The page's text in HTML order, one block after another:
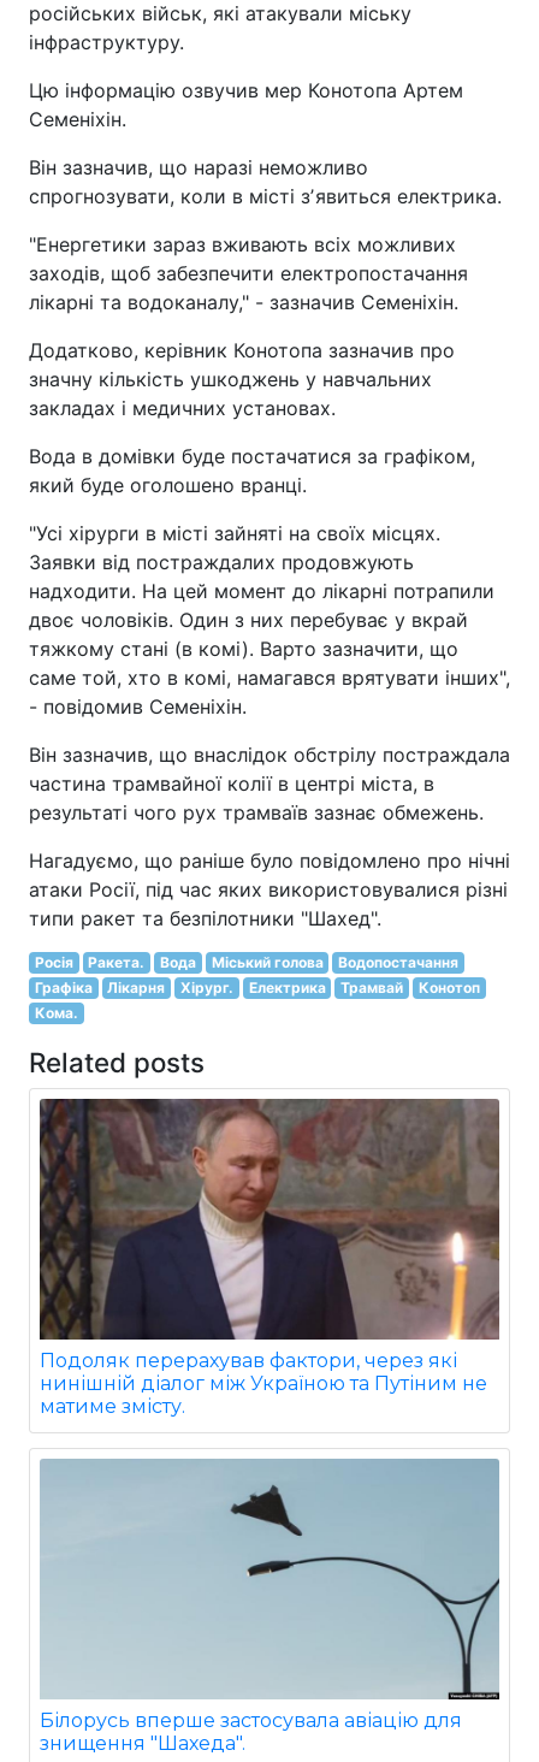
російських військ, які атакували міську
інфраструктуру.
Цю інформацію озвучив мер Конотопа Артем
Семеніхін.
Він зазначив, що наразі неможливо
спрогнозувати, коли в місті зʼявиться електрика.
"Енергетики зараз вживають всіх можливих
заходів, щоб забезпечити електропостачання
лікарні та водоканалу," - зазначив Семеніхін.
Додатково, керівник Конотопа зазначив про
значну кількість ушкоджень у навчальних
закладах і медичних установах.
Вода в домівки буде постачатися за графіком,
який буде оголошено вранці.
"Усі хірурги в місті зайняті на своїх місцях.
Заявки від постраждалих продовжують
надходити. На цей момент до лікарні потрапили
двоє чоловіків. Один з них перебуває у вкрай
тяжкому стані (в комі). Варто зазначити, що
саме той, хто в комі, намагався врятувати інших",
- повідомив Семеніхін.
Він зазначив, що внаслідок обстрілу постраждала
частина трамвайної колії в центрі міста, в
результаті чого рух трамваїв зазнає обмежень.
Нагадуємо, що раніше було повідомлено про нічні
атаки Росії, під час яких використовувалися різні
типи ракет та безпілотники "Шахед".
Росія Ракета. Вода Міський голова
Водопостачання
Графіка
Лікарня Хірург. Електрика Трамвай
Конотоп
Кома.
Related posts
Подоляк перерахував фактори, через які
нинішній діалог між Україною та Путіним не
матиме змісту.
Білорусь вперше застосувала авіацію для
знищення "Шахеда".